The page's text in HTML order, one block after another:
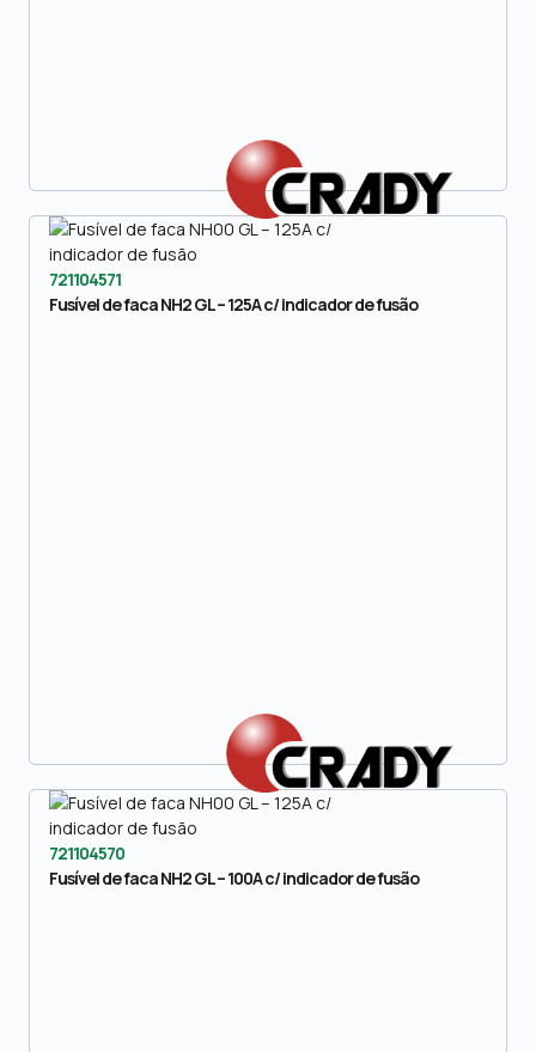
721104571
Fusível de faca NH2 GL – 125A c/ indicador de fusão
721104570
Fusível de faca NH2 GL – 100A c/ indicador de fusão